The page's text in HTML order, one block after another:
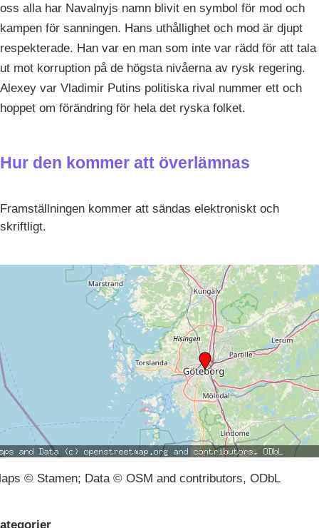
oss alla har Navalnyjs namn blivit en symbol för mod och
kampen för sanningen. Hans uthållighet och mod är djupt
respekterade. Han var en man som inte var rädd för att tala
ut mot korruption på de högsta nivåerna av rysk regering.
Alexey var Vladimir Putins politiska rival nummer ett och
hoppet om förändring för hela det ryska folket.
Hur den kommer att överlämnas
Framställningen kommer att sändas elektroniskt och
skriftligt.
© Stamen; Data © OSM and contributors, ODbL